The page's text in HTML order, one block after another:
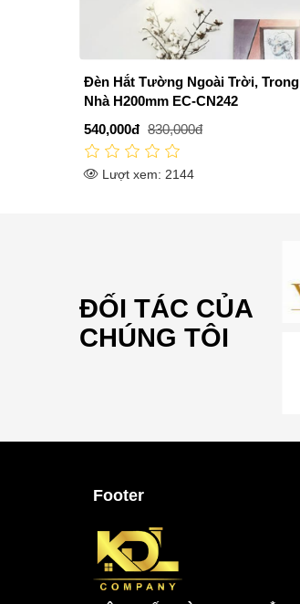
Đèn Hắt Tường Ngoài Trời, Trong
Nhà H200mm EC-CN242
540,000đ 830,000đ
Lượt xem: 2144
ĐỐI TÁC CỦA
CHÚNG TÔI
Footer